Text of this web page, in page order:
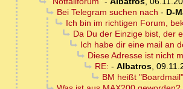
Bei Telegram suchen nach - D-
Ich bin im richtigen Forum,
Da Du der Einzige bist, der
Ich habe dir eine mail an
Diese Adresse ist nicht
RE: - Albatros,
BM heißt